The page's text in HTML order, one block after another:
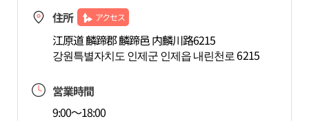
住所 アクセス
江原道 麟蹄郡 麟蹄邑 内麟川路6215
강원특별자치도 인제군 인제읍 내린천로 6215
営業時間
9:00～18:00